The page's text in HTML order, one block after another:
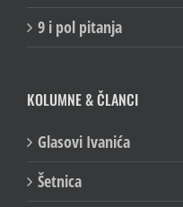
9 i pol pitanja
KOLUMNE & ČLANCI
Glasovi Ivanića
Šetnica